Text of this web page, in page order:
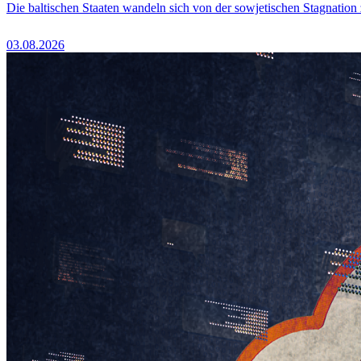
Die baltischen Staaten wandeln sich von der sowjetischen
03.08.2026